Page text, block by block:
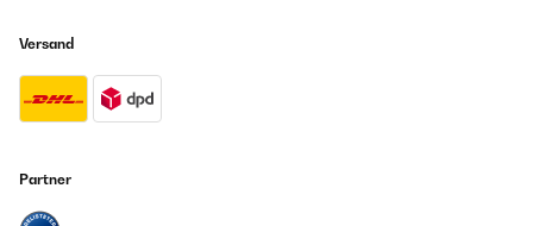
or 3 days far from home so I need to sleep in hotels. I will explain
how I use it and the give the final valuation.I was out this week for
three days so I turn it on maximum 24h before. The noise is ok on
Versand
Partner